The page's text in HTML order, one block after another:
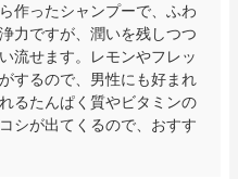
作ったシャンプーで、ふわ
力ですが、潤いを残しつつ
流せます。レモンやフレッ
するので、男性にも好まれ
るたんぱく質やビタミンの
シが出てくるので、おすす